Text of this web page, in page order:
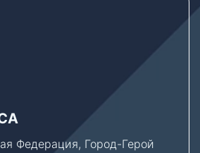
Федерация, Город-Герой